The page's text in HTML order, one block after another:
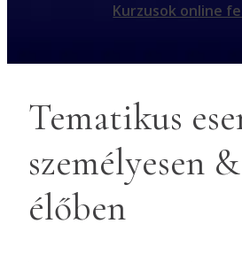
Kurzusok online
Tematikus
személyesen
élőben